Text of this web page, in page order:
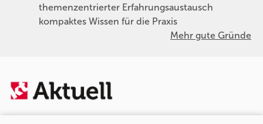
themenzentrierter Erfahrungsaustausch
kompaktes Wissen für die Praxis
Mehr gute Gründe